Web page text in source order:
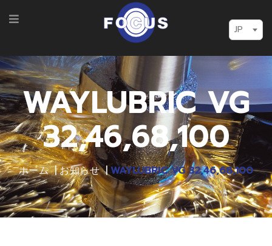
JP
WAYLUBRIC VG
32,46,68,100
ホーム お知らせ WAYLUBRIC VG 32,46,68,100